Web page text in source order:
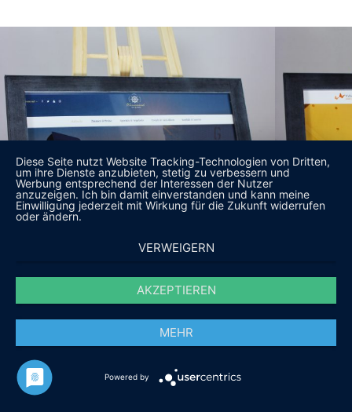
Diese Seite nutzt Website Tracking-Technologien von Dritten,
um ihre Dienste anzubieten, stetig zu verbessern und
Werbung entsprechend der Interessen der Nutzer
anzuzeigen. Ich bin damit einverstanden und kann meine
Einwilligung jederzeit mit Wirkung für die Zukunft widerrufen
oder ändern.
VERWEIGERN
AKZEPTIEREN
MEHR
Powered by